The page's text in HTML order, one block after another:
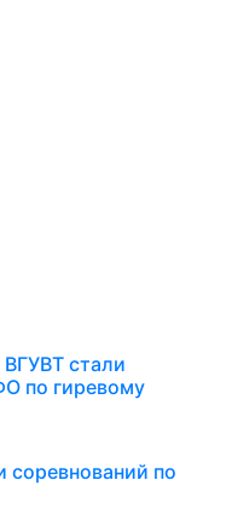
стали
по гиревому
соревнований по